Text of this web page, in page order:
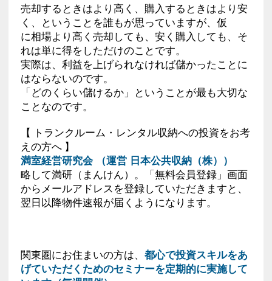
売却するときはより高く、購入するときはより安
く、ということを誰もが思っていますが、仮
に相場より高く売却しても、安く購入しても、そ
れは単に得をしただけのことです。
実際は、利益を上げられなければ儲かったことに
はならないのです。
「どのくらい儲けるか」ということが最も大切な
ことなのです。
【 トランクルーム・レンタル収納への投資をお考
えの方へ 】
満室経営研究会 （運営 日本公共収納（株））
略して満研（まんけん）。「無料会員登録」画面
からメールアドレスを登録していただきますと、
翌日以降物件速報が届くようになります。
関東圏にお住まいの方は、 都心で投資スキルをあ
げていただくためのセミナーを定期的に実施して